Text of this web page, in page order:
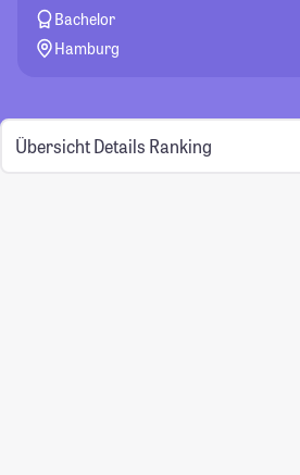
Bachelor
Hamburg
Übersicht Details Ranking